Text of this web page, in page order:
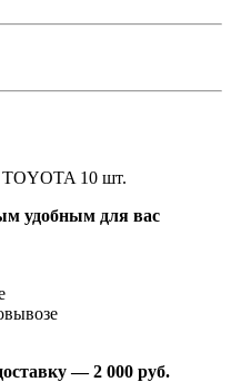
TOYOTA 10 шт.
удобным для вас
— 2 000 руб.